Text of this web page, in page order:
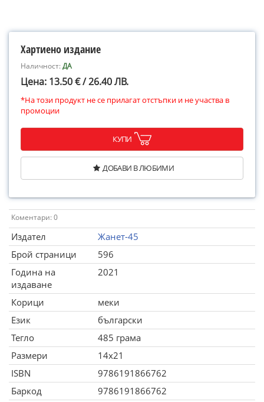
Хартиено издание
Наличност:ДА
Цена: 13.50 € / 26.40 ЛВ.
*На този продукт не се прилагат отстъпки и не участва в
промоции
КУПИ
ДОБАВИ В ЛЮБИМИ
Коментари: 0
Издател
Жанет-45
Брой страници
596
Година на
издаване
2021
Корици
меки
Език
български
Тегло
485 грама
Размери
14x21
ISBN
9786191866762
Баркод
9786191866762